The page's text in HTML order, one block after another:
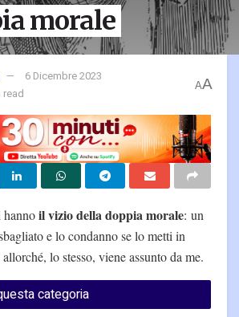
morale
6 Dicembre 2023
read
AA
hannoil vizio della doppia morale: un
e lo condanno se lo metti in
lo stesso, viene assunto da me.
categoria